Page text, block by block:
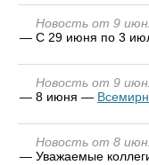
Новость от 9
— С 29 июня по 3
Новость от 9
— 8 июня —
Новость от 8
— Уважаемые